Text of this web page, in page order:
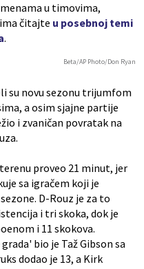
u timovima,
čitajte u posebnoj temi
.
Beta/AP Photo/Don Ryan
su novu sezonu trijumfom
a osim sjajne partije
i zvaničan povratak na
proveo 21 minut, jer
sa igračem koji je
D-Rouz je za to
i tri skoka, dok je
i 11 skokova.
bio je Taž Gibson sa
dodao je 13, a Kirk